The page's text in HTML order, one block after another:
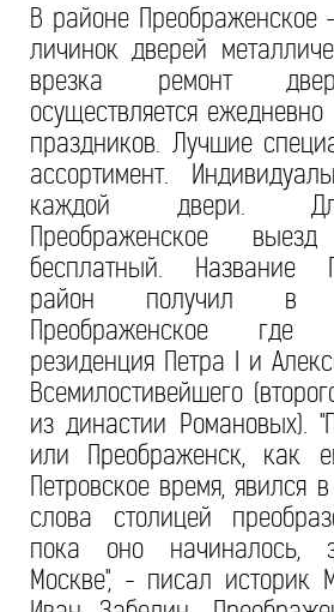
В районе Преображенское
личинок дверей
врезка ремонт
осуществляется
праздников. Лучшие
ассортимент.
каждой двери.
Преображенское
бесплатный. Название
район получил в
Преображенское где
резиденция Петра I и
Всемилостивейшего
из династии Романовых).
или Преображенск, как
Петровское время, явился
слова столицей
пока оно начиналось,
Москве", - писал историк